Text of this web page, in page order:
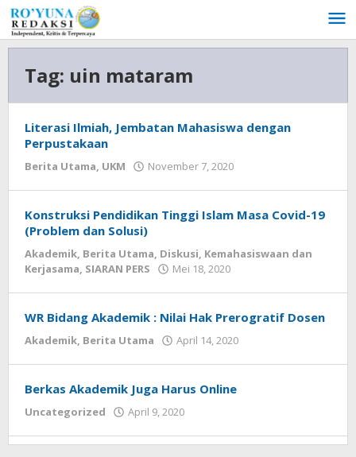
Lewati
ke
konten
Tag: uin mataram
Literasi Ilmiah, Jembatan Mahasiswa dengan
Perpustakaan
Berita Utama, UKM November 7, 2020
Konstruksi Pendidikan Tinggi Islam Masa Covid-19
(Problem dan Solusi)
Akademik, Berita Utama, Diskusi, Kemahasiswaan dan
Kerjasama, SIARAN PERS Mei 18, 2020
WR Bidang Akademik : Nilai Hak Prerogratif Dosen
Akademik, Berita Utama April 14, 2020
Berkas Akademik Juga Harus Online
Uncategorized April 9, 2020
Ro'yuna